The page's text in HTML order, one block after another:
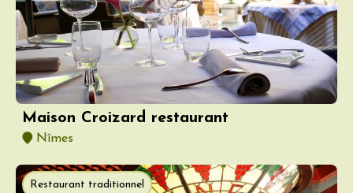
Maison Croizard restaurant
Nîmes
Restaurant traditionnel